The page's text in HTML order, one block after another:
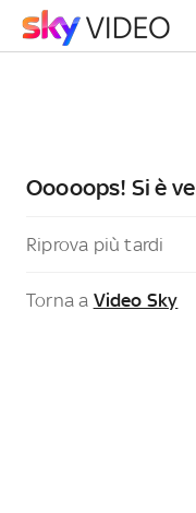
Ooooops! Si è
Riprova più tardi
Torna a Video Sky